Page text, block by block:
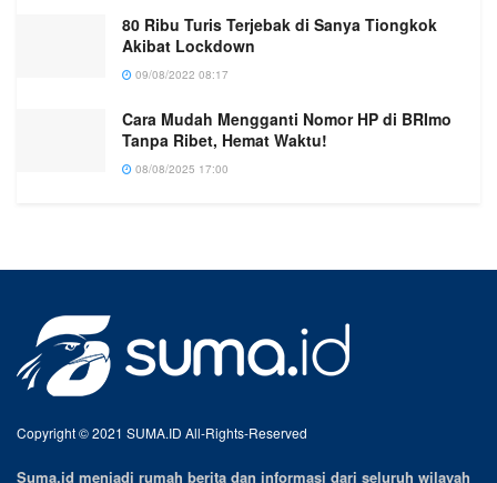
80 Ribu Turis Terjebak di Sanya Tiongkok
Akibat Lockdown
09/08/2022 08:17
Cara Mudah Mengganti Nomor HP di BRImo
Tanpa Ribet, Hemat Waktu!
08/08/2025 17:00
Copyright © 2021 SUMA.ID All-Rights-Reserved
Suma.id menjadi rumah berita dan informasi dari seluruh wilayah